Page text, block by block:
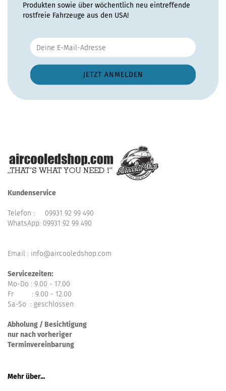
Produkten sowie über wöchentlich neu eintreffende
rostfreie Fahrzeuge aus den USA!
Kundenservice
Telefon : 09931 92 99 490
WhatsApp: 09931 92 99 490
Email : info@aircooledshop.com
Servicezeiten:
Mo-Do : 9.00 - 17.00
Fr : 9.00 - 12.00
Sa-So : geschlossen
Abholung / Besichtigung
nur nach vorheriger
Terminvereinbarung
Mehr über...